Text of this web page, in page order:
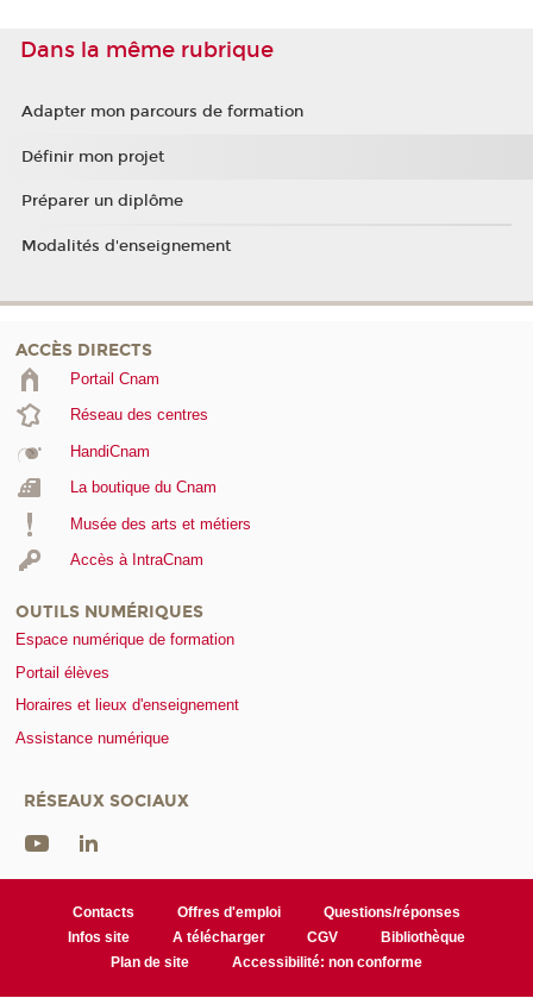
Dans la même rubrique
Adapter mon parcours de formation
Définir mon projet
Préparer un diplôme
Modalités d'enseignement
ACCÈS DIRECTS
Portail Cnam
Réseau des centres
HandiCnam
La boutique du Cnam
Musée des arts et métiers
Accès à IntraCnam
OUTILS NUMÉRIQUES
Espace numérique de formation
Portail élèves
Horaires et lieux d'enseignement
Assistance numérique
RÉSEAUX SOCIAUX
Contacts Offres d'emploi
Questions/réponses
Infos site
A télécharger CGV
Bibliothèque
Plan de site
Accessibilité: non conforme